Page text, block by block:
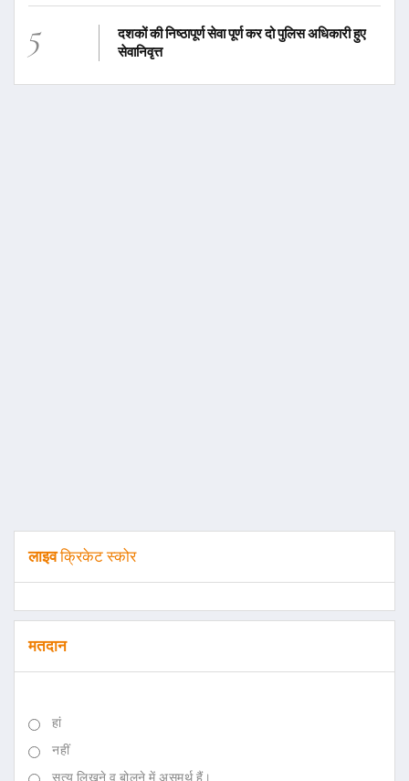
5
दशकों की निष्ठापूर्ण सेवा पूर्ण कर दो पुलिस अधिकारी हुए
सेवानिवृत्त
लाइवक्रिकेट स्कोर
मतदान
हां
नहीं